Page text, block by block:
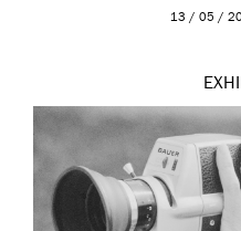
13 / 05 /